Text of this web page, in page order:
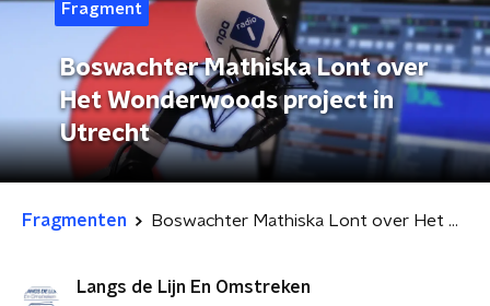
Fragment
Boswachter Mathiska Lont over
Het Wonderwoods project in
Utrecht
Fragmenten Boswachter Mathiska Lont over Het Wonderwoods project in Utrecht
Langs de Lijn En Omstreken